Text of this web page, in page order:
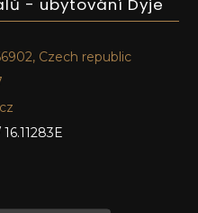
Czech republic